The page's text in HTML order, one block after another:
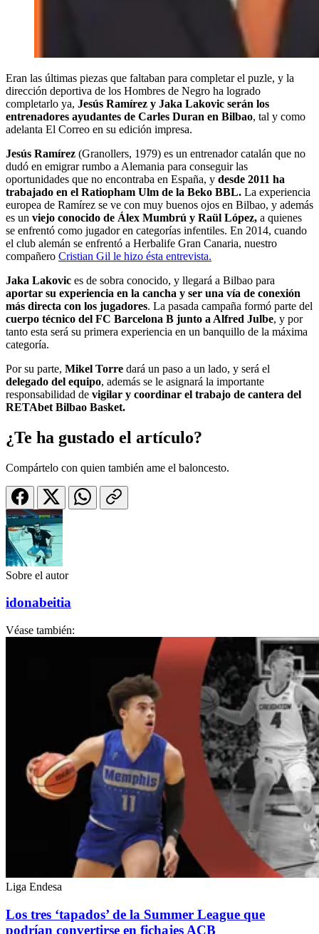
Eran las últimas piezas que faltaban para completar el puzle, y la
dirección deportiva de los Hombres de Negro ha logrado
completarlo ya, Jesús Ramírez y Jaka Lakovic serán los
entrenadores ayudantes de Carles Duran en Bilbao, tal y como
adelanta El Correo en su edición impresa.
Jesús Ramírez (Granollers, 1979) es un entrenador catalán que no
dudó en emigrar rumbo a Alemania para conseguir las
oportunidades que no encontraba en España, y desde 2011 ha
trabajado en el Ratiopham Ulm de la Beko BBL. La experiencia
europea de Ramírez se ve con muy buenos ojos en Bilbao, y además
es un viejo conocido de Álex Mumbrú y Raül López, a quienes
se enfrentó como jugador en categorías infentiles. En 2014, cuando
el club alemán se enfrentó a Herbalife Gran Canaria, nuestro
compañero Cristian Gil le hizo ésta entrevista.
Jaka Lakovic es de sobra conocido, y llegará a Bilbao para
aportar su experiencia en la cancha y ser una vía de conexión
más directa con los jugadores. La pasada campaña formó parte del
cuerpo técnico del FC Barcelona B junto a Alfred Julbe, y por
tanto esta será su primera experiencia en un banquillo de la máxima
categoría.
Por su parte, Mikel Torre dará un paso a un lado, y será el
delegado del equipo, además se le asignará la importante
responsabilidad de vigilar y coordinar el trabajo de cantera del
RETAbet Bilbao Basket.
¿Te ha gustado el artículo?
Compártelo con quien también ame el baloncesto.
Sobre el autor
idonabeitia
Véase también:
Liga Endesa
Los tres ‘tapados’ de la Summer League que
podrían convertirse en fichajes ACB